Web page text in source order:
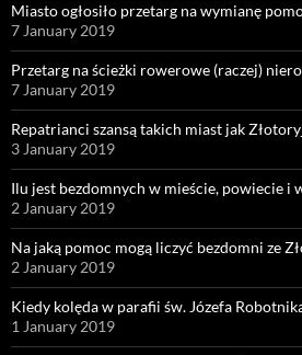
Miasto ogłosiło przetarg na wymianę
7 January 2019
Przetarg na ścieżki rowerowe (raczej)
7 January 2019
Repatrianci szansą takich miast jak
3 January 2019
Ilu jest bezdomnych w mieście, powiecie i
2 January 2019
Na jaką pomoc mogą liczyć bezdomni ze
2 January 2019
Kiedy kolęda w parafii św. Józefa
1 January 2019